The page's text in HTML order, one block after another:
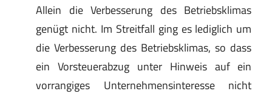
Allein die Verbesserung des Betriebsklimas
genügt nicht. Im Streitfall ging es lediglich um
die Verbesserung des Betriebsklimas, so dass
ein Vorsteuerabzug unter Hinweis auf ein
vorrangiges Unternehmensinteresse nicht